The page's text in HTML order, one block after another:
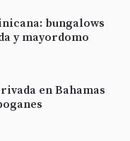
bungalows
y mayordomo
en Bahamas